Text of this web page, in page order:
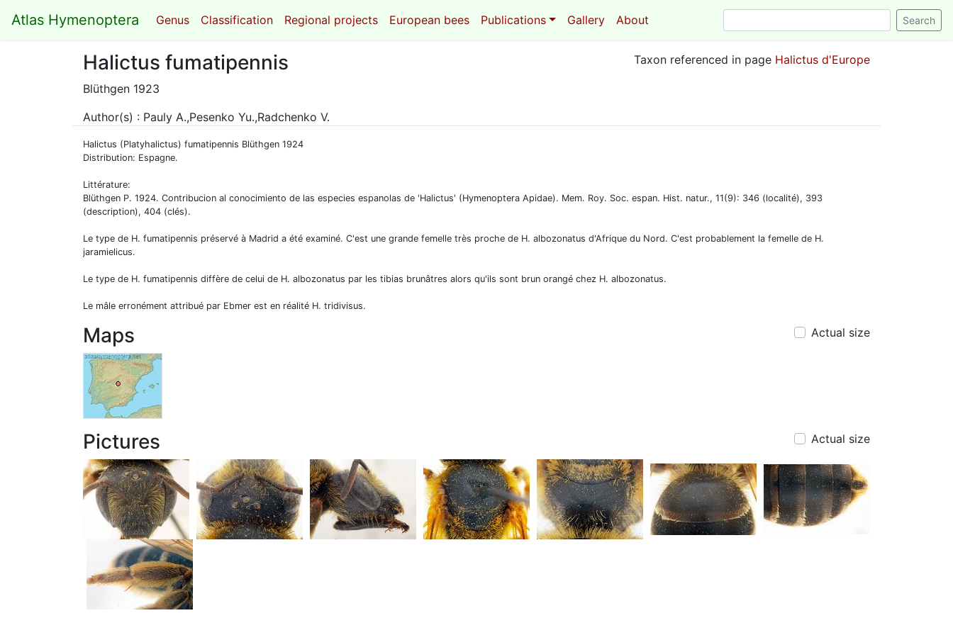
Atlas Hymenoptera Genus Classification Regional projects European bees Publications Gallery About
Halictus fumatipennis
Blüthgen 1923
Taxon referenced in page Halictus d'Europe
Author(s) : Pauly A.,Pesenko Yu.,Radchenko V.
Halictus (Platyhalictus) fumatipennis Blüthgen 1924
Distribution: Espagne.
Littérature:
Blüthgen P. 1924. Contribucion al conocimiento de las especies espanolas de 'Halictus' (Hymenoptera Apidae). Mem. Roy. Soc. espan. Hist. natur., 11(9): 346 (localité), 393
(description), 404 (clés).
Le type de H. fumatipennis préservé à Madrid a été examiné. C'est une grande femelle très proche de H. albozonatus d'Afrique du Nord. C'est probablement la femelle de H.
jaramielicus.
Le type de H. fumatipennis diffère de celui de H. albozonatus par les tibias brunâtres alors qu'ils sont brun orangé chez H. albozonatus.
Le mâle erronément attribué par Ebmer est en réalité H. tridivisus.
Maps Actual size
Pictures Actual size